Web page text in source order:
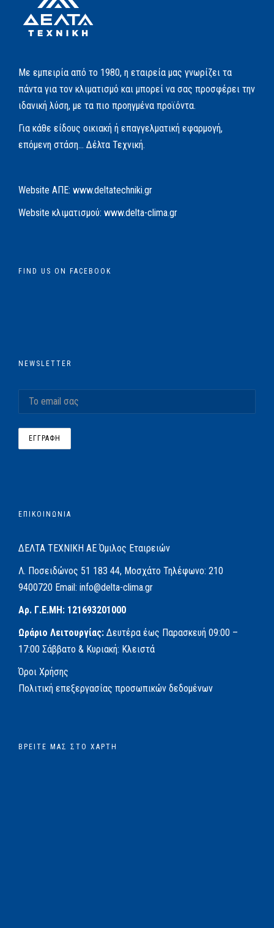
Με εμπειρία από το 1980, η εταιρεία μας γνωρίζει τα
πάντα για τον κλιματισμό και μπορεί να σας προσφέρει την
ιδανική λύση, με τα πιο προηγμένα προϊόντα.
Για κάθε είδους οικιακή ή επαγγελματική εφαρμογή,
επόμενη στάση… Δέλτα Τεχνική.
Website AΠΕ: www.deltatechniki.gr
Website κλιματισμού: www.delta-clima.gr
FIND US ON FACEBOOK
NEWSLETTER
ΕΠΙΚΟΙΝΩΝΙΑ
ΔΕΛΤΑ ΤΕΧΝΙΚΗ ΑΕΌμιλος Εταιρειών
Λ. Ποσειδώνος 51 183 44, Μοσχάτο Τηλέφωνο: 210
9400720 Email: info@delta-clima.gr
Αρ. Γ.Ε.ΜΗ: 121693201000
Ωράριο Λειτουργίας: Δευτέρα έως Παρασκευή 09:00 –
17:00 Σάββατο & Κυριακή: Κλειστά
Όροι Χρήσης
Πολιτική επεξεργασίας προσωπικών δεδομένων
ΒΡΕΊΤΕ ΜΑΣ ΣΤΟ ΧΆΡΤΗ